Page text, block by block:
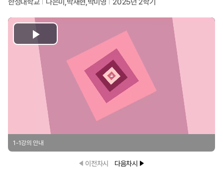
Play
Video
1-1강의 안내
이전차시 다음차시